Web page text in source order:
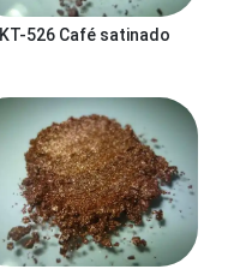
KT-526 Café satinado